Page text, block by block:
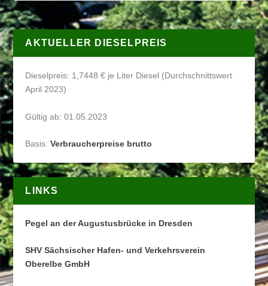
AKTUELLER DIESELPREIS
Dieselpreis: 1,7448 € je Liter Diesel (Durchschnittswert
April 2023)
Gültig ab: 01.05.2023
Basis:Verbraucherpreise brutto
LINKS
Pegel an der Augustusbrücke in Dresden
SHV Sächsischer Hafen- und Verkehrsverein
Oberelbe GmbH